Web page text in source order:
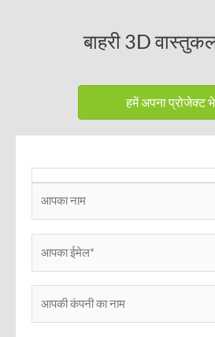
बाहरी 3D
हमें अपना प्रोजेक्ट